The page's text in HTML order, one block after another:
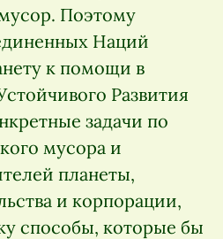
Поэтому
Наций
к помощи в
Развития
задачи по
мусора и
планеты,
и корпорации,
способы, которые бы